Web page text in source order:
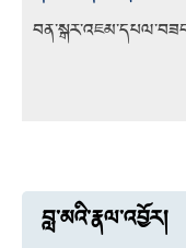
བླ་མའི་རྣལ་འབྱོར།